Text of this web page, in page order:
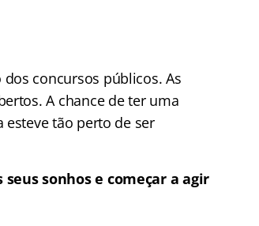
concursos públicos. As
A chance de ter uma
tão perto de ser
sonhos e começar a agir